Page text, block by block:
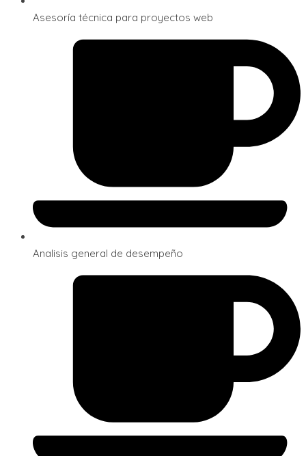
Asesoría técnica para proyectos web
Analisis general de desempeño